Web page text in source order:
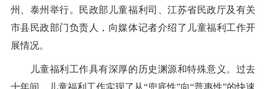
州、泰州举行。民政部儿童福利司、江苏省民政厅及有关
市县民政部门负责人，向媒体记者介绍了儿童福利工作开
展情况。
儿童福利工作具有深厚的历史渊源和特殊意义。过去
十年间，儿童福利工作实现了从“兜底性”向“普惠性”的快速